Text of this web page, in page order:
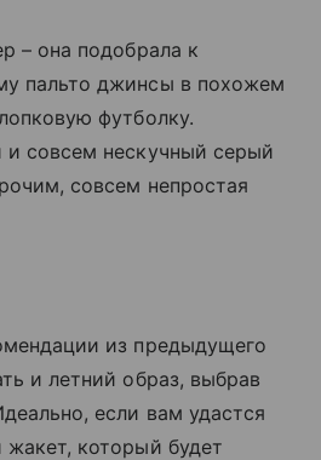
– она подобрала к
пальто джинсы в похожем
футболку.
и совсем нескучный серый
совсем непростая
из предыдущего
и летний образ, выбрав
если вам удастся
который будет